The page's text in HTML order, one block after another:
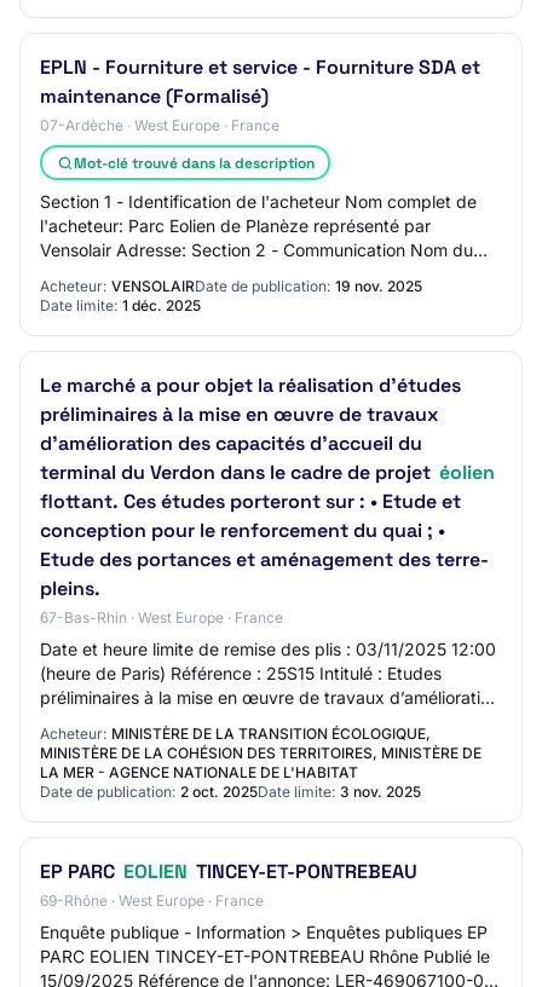
EPLN - Fourniture et service - Fourniture SDA et
maintenance (Formalisé)
07-Ardèche · West Europe · France
Mot-clé trouvé dans la description
Section 1 - Identification de l'acheteur Nom complet de
l'acheteur: Parc Eolien de Planèze représenté par
Vensolair Adresse: Section 2 - Communication Nom du
Acheteur: VENSOLAIRDate de publication: 19 nov. 2025
Date limite: 1 déc. 2025
Le marché a pour objet la réalisation d'études
préliminaires à la mise en œuvre de travaux
d’amélioration des capacités d’accueil du
terminal du Verdon dans le cadre de projet éolien
flottant. Ces études porteront sur : • Etude et
conception pour le renforcement du quai ; •
Etude des portances et aménagement des terre-
pleins.
67-Bas-Rhin · West Europe · France
Date et heure limite de remise des plis : 03/11/2025 12:00
(heure de Paris) Référence : 25S15 Intitulé : Etudes
préliminaires à la mise en œuvre de travaux d’amélioration
des capacités d’accueil du t…
Acheteur: MINISTÈRE DE LA TRANSITION ÉCOLOGIQUE,
MINISTÈRE DE LA COHÉSION DES TERRITOIRES, MINISTÈRE DE
LA MER - AGENCE NATIONALE DE L'HABITAT
Date de publication: 2 oct. 2025Date limite: 3 nov. 2025
EP PARC EOLIEN TINCEY-ET-PONTREBEAU
69-Rhône · West Europe · France
Enquête publique - Information > Enquêtes publiques EP
PARC EOLIEN TINCEY-ET-PONTREBEAU Rhône Publié le
15/09/2025 Référence de l'annonce: LER-469067100-0-2